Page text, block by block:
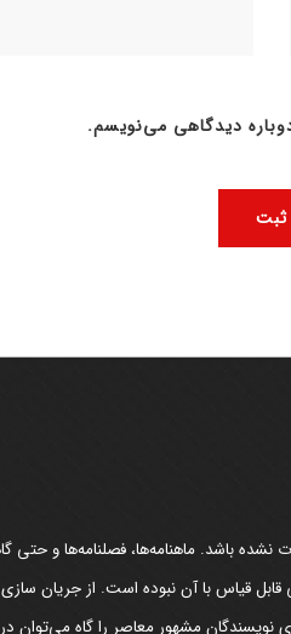
دیدگاهی می‌نویسم.
باشد. ماهنامه‌ها، فصلنامه‌ها و حتی
قابل قیاس با آن نبوده است. از جریان
نویسندگان مشهور معاصر را گاه می‌توان